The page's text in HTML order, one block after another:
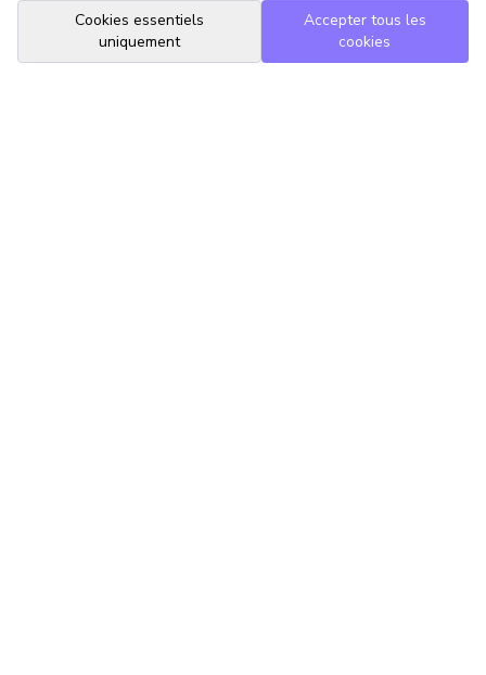
Cookies essentiels
uniquement
Accepter tous les
cookies